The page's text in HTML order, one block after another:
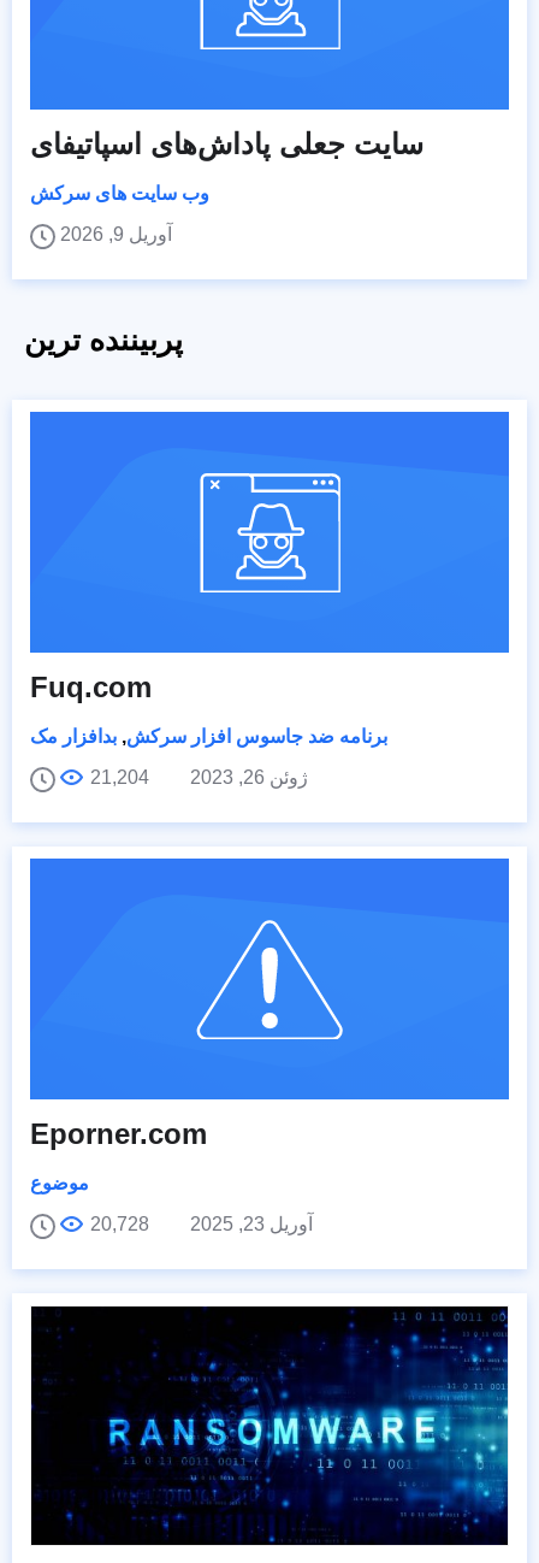
سایت جعلی پاداش‌های اسپاتیفای
وب سایت های سرکش
آوریل 9, 2026
پربیننده ترین
Fuq.com
برنامه ضد جاسوس افزار سرکش, بدافزار مک
ژوئن 26, 2023
21,204
Eporner.com
موضوع
آوریل 23, 2025
20,728